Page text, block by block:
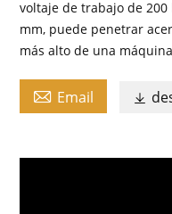
voltaje de trabajo de
mm, puede penetrar
más alto de una
 Email 